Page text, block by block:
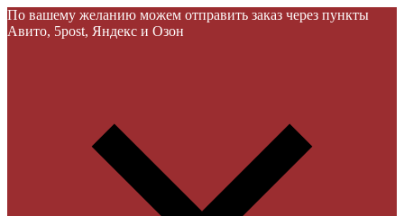
По вашему желанию можем отправить заказ через пункты
Авито, 5post, Яндекс и Озон